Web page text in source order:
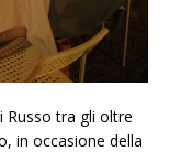
Russo tra gli oltre
in occasione della